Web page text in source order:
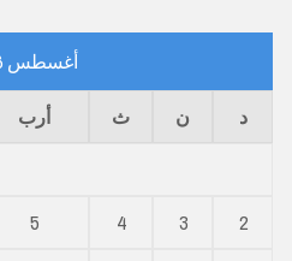
أغسطس 2026
د ن ث أرب
2
3
4
5